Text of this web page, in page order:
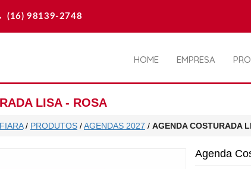
(16) 98139-2748
HOME EMPRESA
LISA - ROSA
/ PRODUTOS /AGENDAS 2027 / AGENDA COSTURADA
Agenda